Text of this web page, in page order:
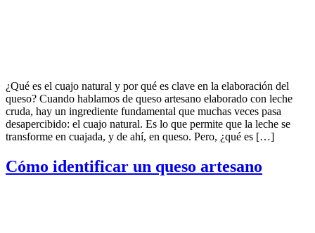
¿Qué es el cuajo natural y por qué es clave en la elaboración del
queso? Cuando hablamos de queso artesano elaborado con leche
cruda, hay un ingrediente fundamental que muchas veces pasa
desapercibido: el cuajo natural. Es lo que permite que la leche se
transforme en cuajada, y de ahí, en queso. Pero, ¿qué es […]
Cómo identificar un queso artesano